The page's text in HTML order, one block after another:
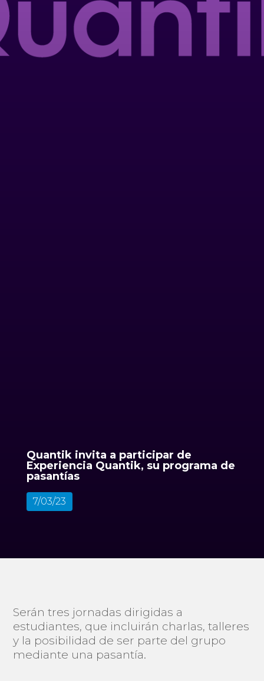
Quantik invita a participar de
Experiencia Quantik, su programa de
pasantías
7/03/23
Serán tres jornadas dirigidas a
estudiantes, que incluirán charlas, talleres
y la posibilidad de ser parte del grupo
mediante una pasantía.